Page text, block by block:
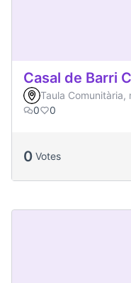
Casal de Barri
Taula Comunitària,
0
0
0 Votes